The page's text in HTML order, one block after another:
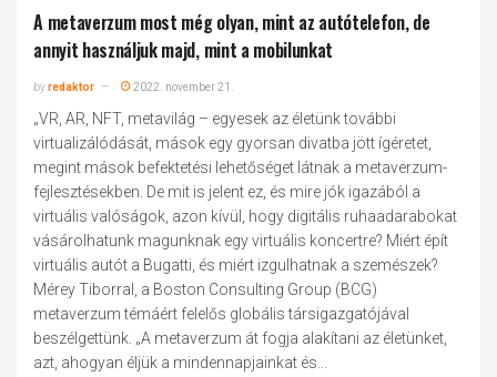
A metaverzum most még olyan, mint az autótelefon, de
annyit használjuk majd, mint a mobilunkat
byredaktor 2022. november 21.
„VR, AR, NFT, metavilág – egyesek az életünk további
virtualizálódását, mások egy gyorsan divatba jött ígéretet,
megint mások befektetési lehetőséget látnak a metaverzum-
fejlesztésekben. De mit is jelent ez, és mire jók igazából a
virtuális valóságok, azon kívül, hogy digitális ruhaadarabokat
vásárolhatunk magunknak egy virtuális koncertre? Miért épít
virtuális autót a Bugatti, és miért izgulhatnak a szemészek?
Mérey Tiborral, a Boston Consulting Group (BCG)
metaverzum témáért felelős globális társigazgatójával
beszélgettünk. „A metaverzum át fogja alakítani az életünket,
azt, ahogyan éljük a mindennapjainkat és...